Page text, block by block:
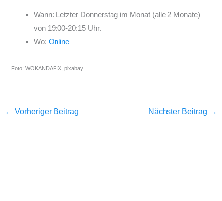
Wann: Letzter Donnerstag im Monat (alle 2 Monate)
von 19:00-20:15 Uhr.
Wo:Online
Foto: WOKANDAPIX, pixabay
← Vorheriger Beitrag Nächster Beitrag →